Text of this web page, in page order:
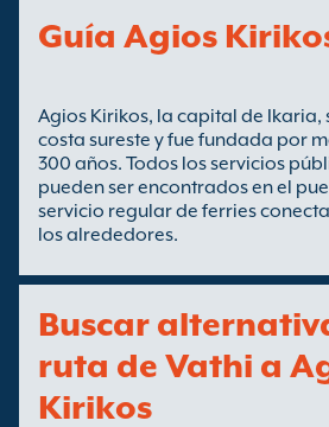
Guía Agios
Agios Kirikos, la capital de Ikaria,
costa sureste y fue fundada por
300 años. Todos los servicios
pueden ser encontrados en el
servicio regular de ferries
los alrededores.
Buscar
ruta de Vathi a
Kirikos